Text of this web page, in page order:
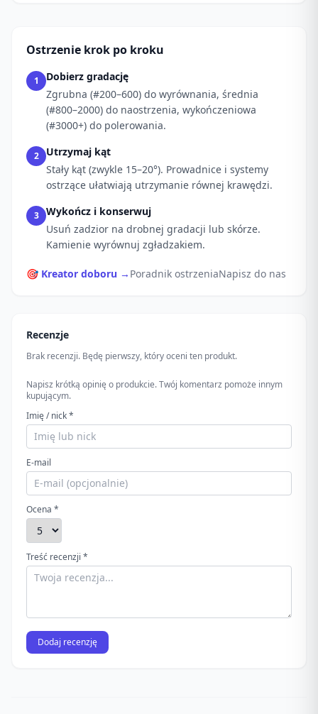
Ostrzenie krok po kroku
1
Dobierz gradację
Zgrubna (#200–600) do wyrównania, średnia
(#800–2000) do naostrzenia, wykończeniowa
(#3000+) do polerowania.
2
Utrzymaj kąt
Stały kąt (zwykle 15–20°). Prowadnice i systemy
ostrzące ułatwiają utrzymanie równej krawędzi.
3
Wykończ i konserwuj
Usuń zadzior na drobnej gradacji lub skórze.
Kamienie wyrównuj zgładzakiem.
🎯 Kreator doboru → Poradnik ostrzeniaNapisz do nas
Recenzje
Brak recenzji. Będę pierwszy, który oceni ten produkt.
Napisz krótką opinię o produkcie. Twój komentarz pomoże innym
kupującym.
Imię / nick *
E-mail
Ocena *
Treść recenzji *
Dodaj recenzję